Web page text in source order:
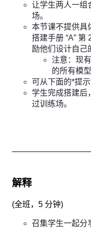
让学生两人一组
场。
本节课不提供具
搭建手册 “A”
励他们设计自己
注意：现
的所有模型
可从下面的*提
学生完成搭建后
过训练场。
解释
(全班，5 分钟)
召集学生一起分